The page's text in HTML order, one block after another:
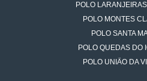
POLO
POLO MONTES
POLO SANTA
POLO QUEDAS DO
POLO UNIÃO DA